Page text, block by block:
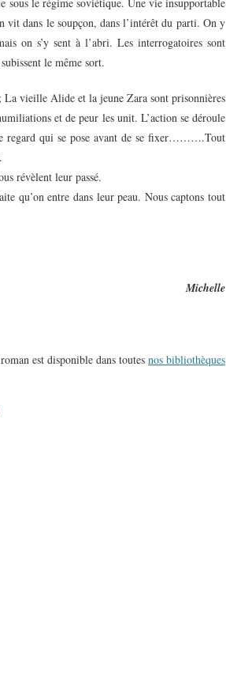
vit dans le soupçon, dans l’intérêt du parti. On y
on s’y sent à l’abri. Les interrogatoires sont
le même sort.
vieille Alide et la jeune Zara sont prisonnières
et de peur les unit. L’action se déroule
regard qui se pose avant de se fixer……….Tout
révèlent leur passé.
qu’on entre dans leur peau. Nous captons tout
Michelle
est disponible dans toutes nos bibliothèques